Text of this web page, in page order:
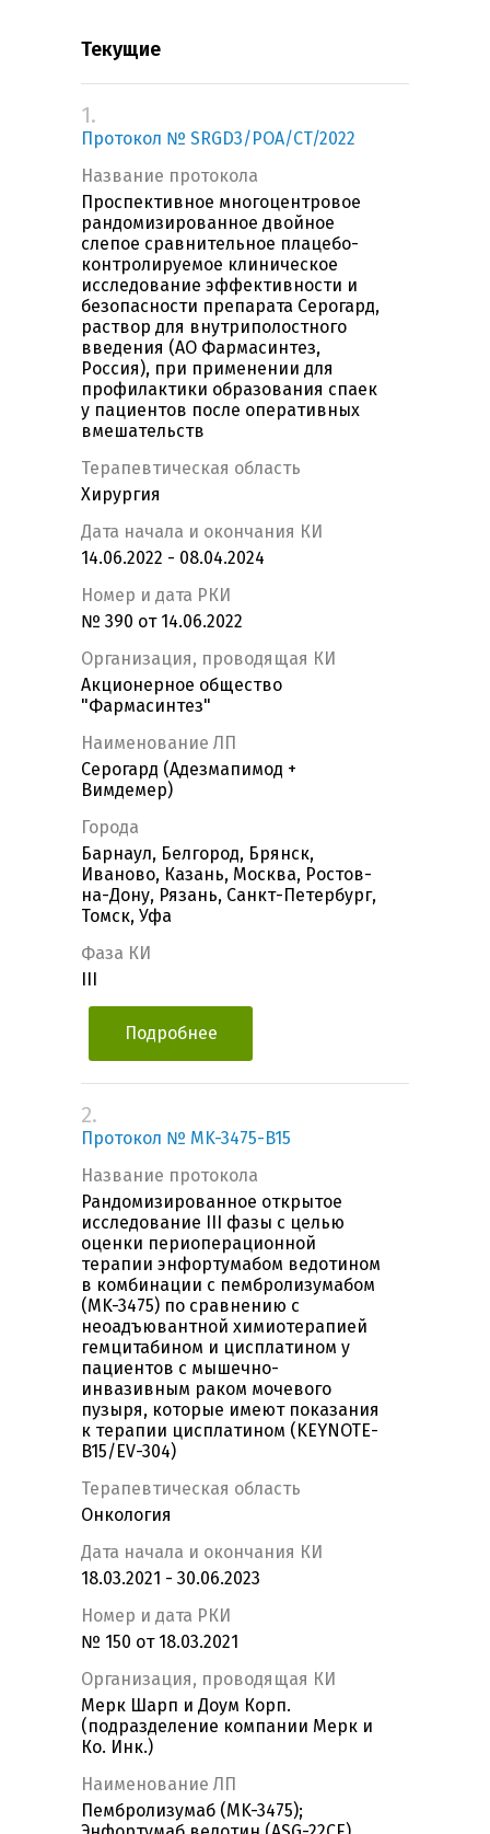
Текущие
1.
Протокол № SRGD3/POA/CT/2022
Название протокола
Проспективное многоцентровое
рандомизированное двойное
слепое сравнительное плацебо-
контролируемое клиническое
исследование эффективности и
безопасности препарата Серогард,
раствор для внутриполостного
введения (АО Фармасинтез,
Россия), при применении для
профилактики образования спаек
у пациентов после оперативных
вмешательств
Терапевтическая область
Хирургия
Дата начала и окончания КИ
14.06.2022 - 08.04.2024
Номер и дата РКИ
№ 390 от 14.06.2022
Организация, проводящая КИ
Акционерное общество
"Фармасинтез"
Наименование ЛП
Серогард (Адезмапимод +
Вимдемер)
Города
Барнаул, Белгород, Брянск,
Иваново, Казань, Москва, Ростов-
на-Дону, Рязань, Санкт-Петербург,
Томск, Уфа
Фаза КИ
Подробнее
2.
Протокол № MK-3475-B15
Название протокола
Рандомизированное открытое
исследование III фазы с целью
оценки периоперационной
терапии энфортумабом ведотином
в комбинации с пембролизумабом
(MK-3475) по сравнению с
неоадъювантной химиотерапией
гемцитабином и цисплатином у
пациентов с мышечно-
инвазивным раком мочевого
пузыря, которые имеют показания
к терапии цисплатином (KEYNOTE-
B15/EV-304)
Терапевтическая область
Онкология
Дата начала и окончания КИ
18.03.2021 - 30.06.2023
Номер и дата РКИ
№ 150 от 18.03.2021
Организация, проводящая КИ
Мерк Шарп и Доум Корп.
(подразделение компании Мерк и
Ко. Инк.)
Наименование ЛП
Пембролизумаб (MK-3475);